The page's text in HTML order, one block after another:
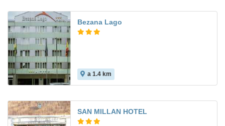
Bezana Lago
a 1.4 km
SAN MILLAN HOTEL